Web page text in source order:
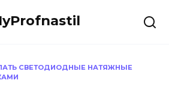
СВЕТОДИОДНЫЕ НАТЯЖНЫЕ